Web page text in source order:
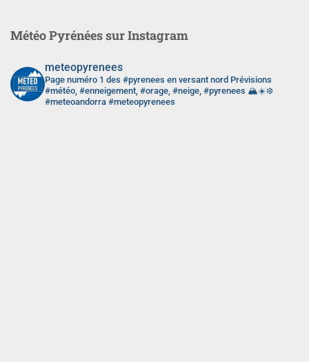
Météo Pyrénées sur Instagram
meteopyrenees
Page numéro 1 des #pyrenees en versant nord Prévisions
#météo, #enneigement, #orage, #neige, #pyrenees 🏔️☀️❄️
#meteoandorra #meteopyrenees